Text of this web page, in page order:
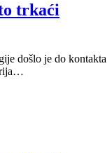
trkaći
došlo je do kontakta